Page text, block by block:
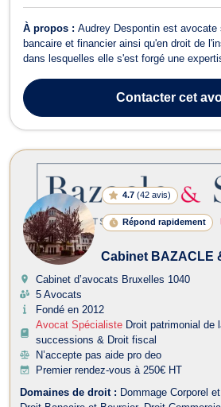
À propos : Audrey Despontin est avocate
bancaire et financier ainsi qu'en droit de
dans lesquelles elle s'est forgé une
académique. Licenciée en droit de
(2008, distincti...
Contactercet
4.7 (42 avis)
Répond rapidement
Cabinet BAZACLE
Cabinet d’avocats Bruxelles 1040
5 Avocats
Fondé en 2012
Avocat Spécialiste Droit patrimonial de
successions & Droit fiscal
N’accepte pas aide pro deo
Premier rendez-vous à 250€ HT
Domaines de droit : Dommage Corporel